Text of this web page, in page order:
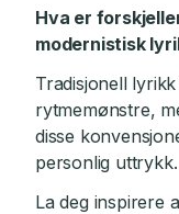
Hva er
modernistisk
Tradisjonell
rytmemønstre,
disse
personlig uttrykk.
La deg inspirere